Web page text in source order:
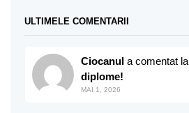
ULTIMELE COMENTARII
Ciocanul a comentat la
diplome!
MAI 1, 2026